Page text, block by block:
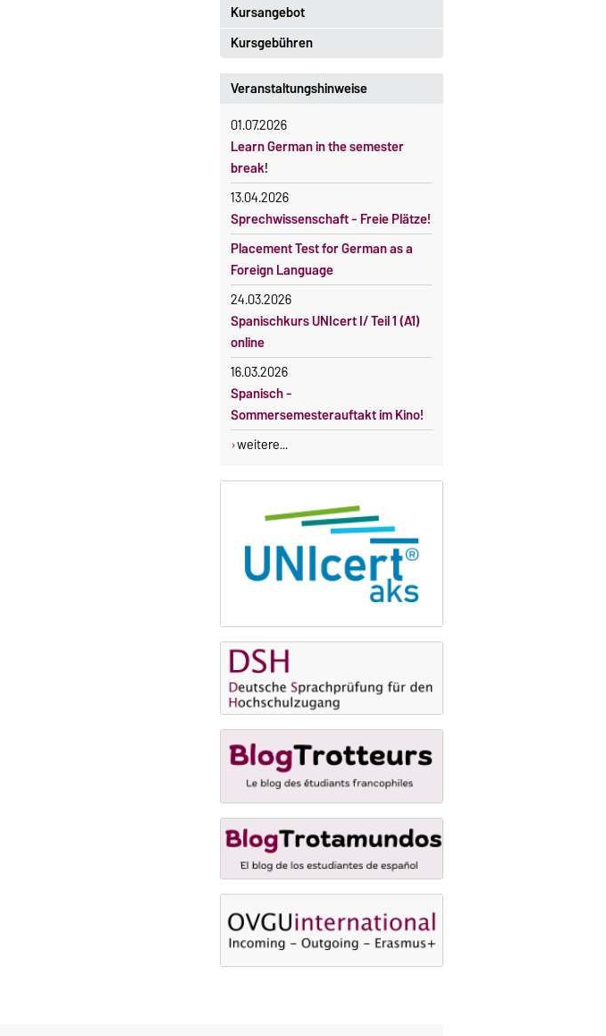
Einschreibezeitraum:
5. Oktober 2026, 9.00 Uhr bis
23. Oktober 2026, 18 Uhr
Moodle
Die Kurse beginnen ab dem 12.
Oktober 2026.
Kursteilnahme nur nach
fristgerechter Online-Anmeldung
Kursangebot
Das aktuelle Kursprogramm des
SPRZ finden Sie hier.
Kursgebühren
Sprachkurse sind i. d. R.
gebührenpflichtig.
Gebühren
Gebührenrückerstattung
Gebührenbefreiungen bei
curricularer Sprachausbildung
Gebührenbefreiung bei Incomings
Veranstaltungshinweise
01.07.2026
Learn German in the semester
break!
13.04.2026
Sprechwissenschaft - Freie Plätze!
Placement Test for German as a
Foreign Language
24.03.2026
Spanischkurs UNIcert I/ Teil 1 (A1)
online
16.03.2026
Spanisch -
Sommersemesterauftakt im Kino!
weitere...